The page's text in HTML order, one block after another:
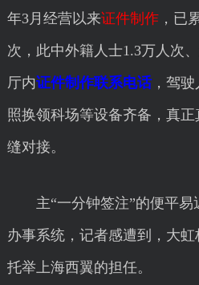
年3月经营以来证件制作，已
次，此中外籍人士1.3万人次
厅内证件制作联系电话，驾驶
照换领科场等设备齐备，真
缝对接。
主“一分钟签注”的便平易
办事系统，记者感遭到，大虹
托举上海西翼的担任。